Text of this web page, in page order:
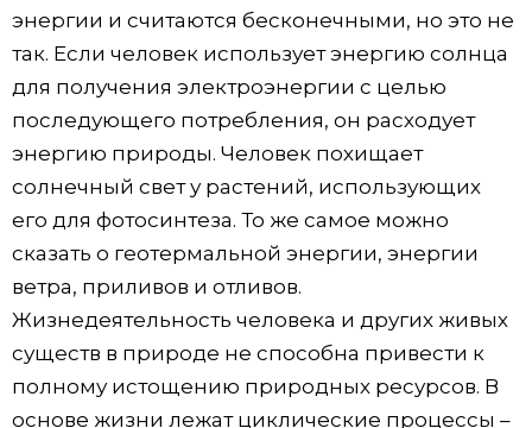
энергии и считаются бесконечными, но это не
так. Если человек использует энергию солнца
для получения электроэнергии с целью
последующего потребления, он расходует
энергию природы. Человек похищает
солнечный свет у растений, использующих
его для фотосинтеза. То же самое можно
сказать о геотермальной энергии, энергии
ветра, приливов и отливов.
Жизнедеятельность человека и других живых
существ в природе не способна привести к
полному истощению природных ресурсов. В
основе жизни лежат циклические процессы –